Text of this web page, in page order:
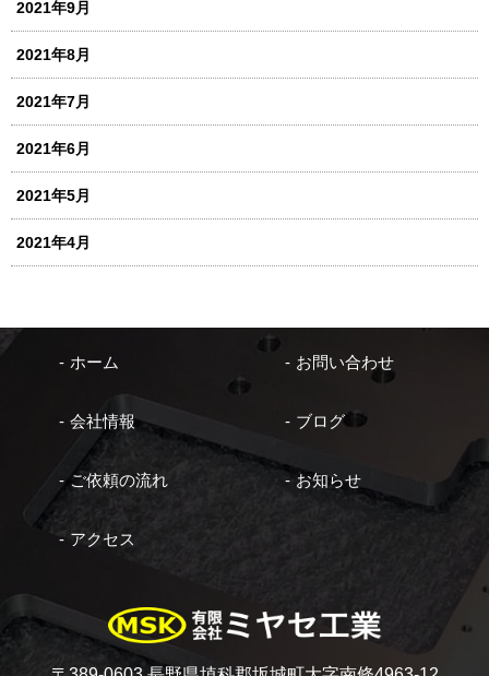
2021年9月
2021年8月
2021年7月
2021年6月
2021年5月
2021年4月
ホーム
会社情報
ご依頼の流れ
アクセス
お問い合わせ
ブログ
お知らせ